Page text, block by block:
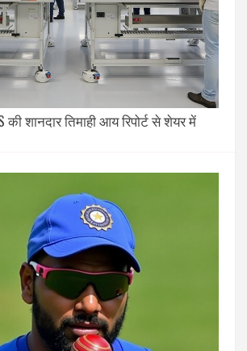
की शानदार तिमाही आय रिपोर्ट से शेयर में